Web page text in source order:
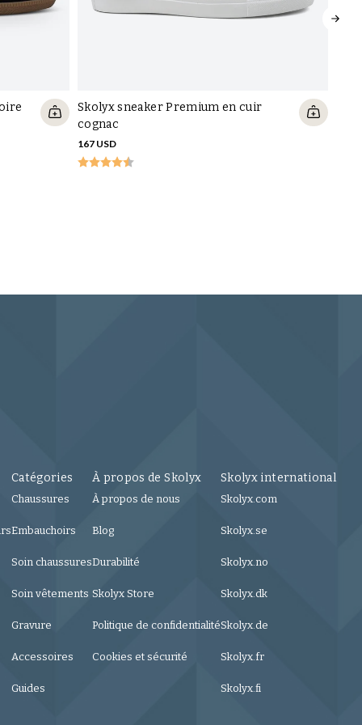
Skolyx sneaker Premium en cuir
cognac
167 USD
Catégories
Chaussures
Embauchoirs
Soin chaussures
Soin vêtements
Gravure
Accessoires
Guides
À propos de Skolyx
À propos de nous
Blog
Durabilité
Skolyx Store
Politique de confidentialité
Cookies et sécurité
Skolyx international
Skolyx.com
Skolyx.se
Skolyx.no
Skolyx.dk
Skolyx.de
Skolyx.fr
Skolyx.fi